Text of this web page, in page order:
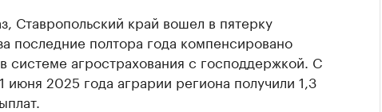
Ставропольский край вошел в пятерку
последние полтора года компенсировано
системе агрострахования с господдержкой. C
июня 2025 года аграрии региона получили 1,3